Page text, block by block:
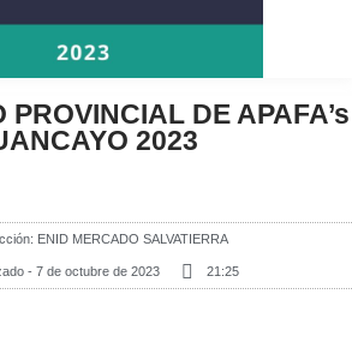
PROVINCIAL DE APAFA’s
2023
ENID MERCADO SALVATIERRA
- 7 de octubre de 2023 21:25